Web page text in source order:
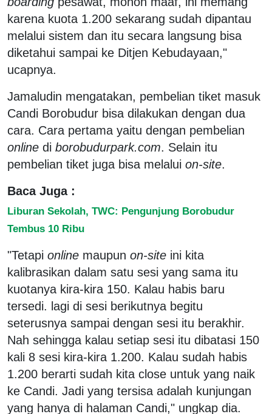
karena kuota 1.200 sekarang sudah dipantau
melalui sistem dan itu secara langsung bisa
diketahui sampai ke Ditjen Kebudayaan,"
ucapnya.
Jamaludin mengatakan, pembelian tiket masuk
Candi Borobudur bisa dilakukan dengan dua
cara. Cara pertama yaitu dengan pembelian
online di borobudurpark.com. Selain itu
pembelian tiket juga bisa melalui on-site.
Baca Juga :
Liburan Sekolah, TWC: Pengunjung Borobudur
Tembus 10 Ribu
"Tetapi online maupun on-site ini kita
kalibrasikan dalam satu sesi yang sama itu
kuotanya kira-kira 150. Kalau habis baru
tersedi. lagi di sesi berikutnya begitu
seterusnya sampai dengan sesi itu berakhir.
Nah sehingga kalau setiap sesi itu dibatasi 150
kali 8 sesi kira-kira 1.200. Kalau sudah habis
1.200 berarti sudah kita close untuk yang naik
ke Candi. Jadi yang tersisa adalah kunjungan
yang hanya di halaman Candi," ungkap dia.